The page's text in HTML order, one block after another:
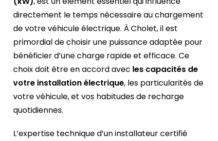
directement le temps nécessaire au chargement
de votre véhicule électrique. À Cholet, il est
primordial de choisir une puissance adaptée pour
bénéficier d’une charge rapide et efficace. Ce
choix doit être en accord avec les capacités de
votre installation électrique, les particularités de
votre véhicule, et vos habitudes de recharge
quotidiennes.
L’expertise technique d’un installateur certifié